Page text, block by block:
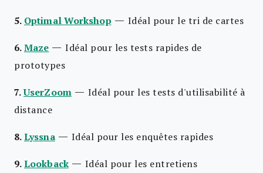
5. Optimal Workshop — Idéal pour le tri de cartes
6.Maze —Idéal pour les tests rapides de
prototypes
7.UserZoom — Idéal pour les tests d'utilisabilité à
distance
8.Lyssna — Idéal pour les enquêtes rapides
9.Lookback — Idéal pour les entretiens